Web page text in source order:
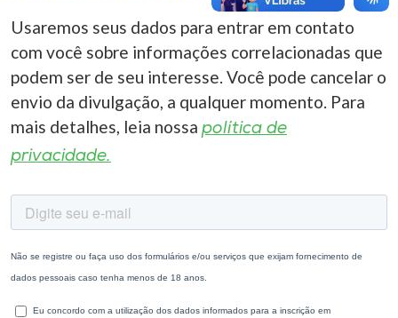
Usaremos seus dados para entrar em contato
com você sobre informações correlacionadas que
podem ser de seu interesse. Você pode cancelar o
envio da divulgação, a qualquer momento. Para
mais detalhes, leia nossa política de
privacidade.